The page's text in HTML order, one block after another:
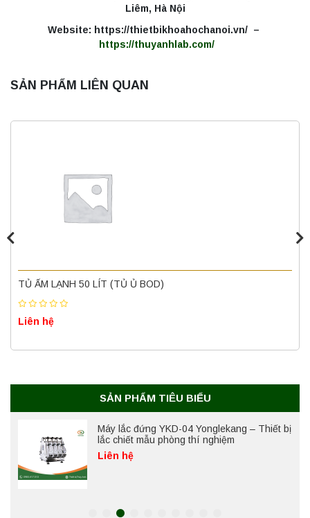
Liêm, Hà Nội
Website: https://thietbikhoahochanoi.vn/ –
https://thuyanhlab.com/
SẢN PHẨM LIÊN QUAN
TỦ ẤM LẠNH 50 LÍT (TỦ Ủ BOD)
Liên hệ
SẢN PHẨM TIÊU BIỂU
Máy ly tâm tốc độ thấp để bàn YKL02A
Yonglekang – Máy ly tâm phòng thí nghiệm
Liên hệ
(50 Lít) – Giải pháp tiệt trùng hiệu quả
Máy ly tâm tốc độ cao để bàn YTG18G
Liên hệ
Máy lắc đứng YKD-04 Yonglekang – Thiết bị
lắc chiết mẫu phòng thí nghiệm
Liên hệ
Máy lắc đứng YKD-06 Yonglekang – Thiết bị